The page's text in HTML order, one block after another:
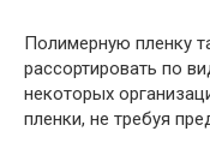
Полимерную пленку
рассортировать по
некоторых
пленки, не требуя